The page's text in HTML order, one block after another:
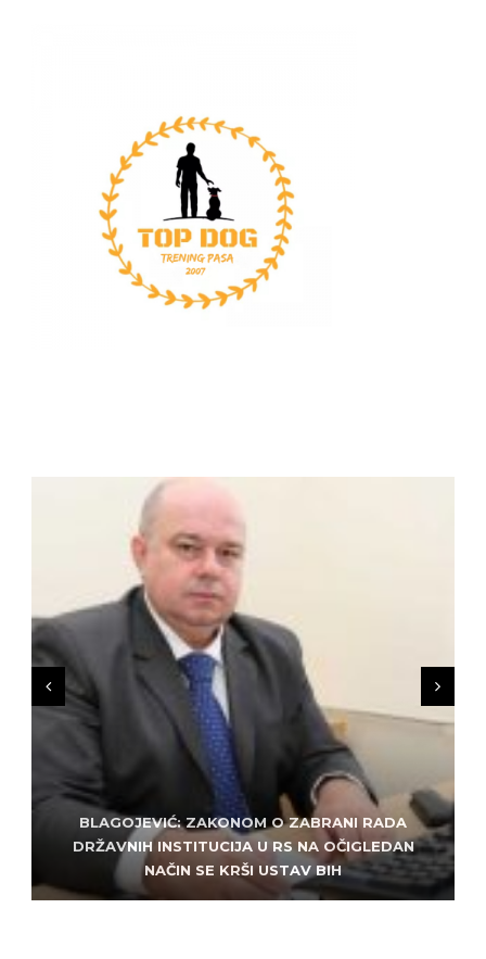
BLAGOJEVIĆ: ZAKONOM O ZABRANI RADA
DRŽAVNIH INSTITUCIJA U RS NA OČIGLEDAN
NAČIN SE KRŠI USTAV BIH
ZLATKO MILETIĆ: DODIK NEMA KUD OD
KRIMINALA, LJUDE IZ REPUBLIEK SRPSKE VUČE U
HAOS
SARAJEVO: ALEM MUDŽELET – ČOVJEK OD
POVJERENJA